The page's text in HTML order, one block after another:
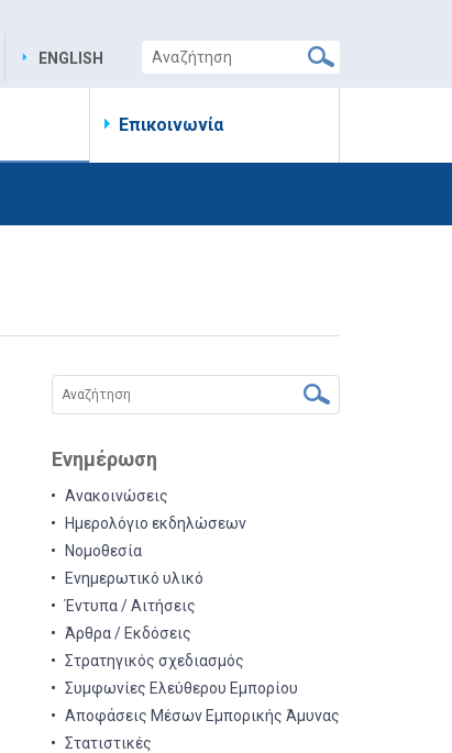
ENGLISH
Επικοινωνία
Ενημέρωση
Ανακοινώσεις
Ημερολόγιο εκδηλώσεων
Νομοθεσία
Ενημερωτικό υλικό
Έντυπα / Αιτήσεις
Άρθρα / Εκδόσεις
Στρατηγικός σχεδιασμός
Συμφωνίες Ελεύθερου Εμπορίου
Αποφάσεις Μέσων Εμπορικής Άμυνας
Στατιστικές